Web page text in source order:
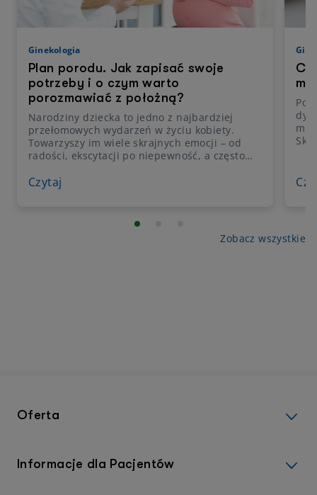
Ginekologia
Plan porodu. Jak zapisać swoje
potrzeby i o czym warto
porozmawiać z położną?
Narodziny dziecka to jedno z najbardziej
przełomowych wydarzeń w życiu kobiety.
Towarzyszy im wiele skrajnych emocji – od
radości, ekscytacji po niepewność, a często
ten wyjątkowy moment był jak najbardziej
świadomy, spokojny, przewidywalny i zgodny
w tym plan porodu – dokument, w którym
preferencje dotyczące przebiegu porodu oraz
Czytaj
Zobacz wszystkie
Oferta
Informacje dla Pacjentów